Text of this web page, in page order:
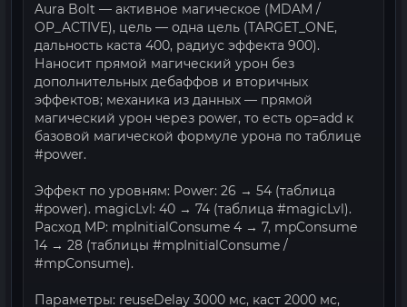
Aura Bolt — активное магическое (MDAM /
OP_ACTIVE), цель — одна цель (TARGET_ONE,
дальность каста 400, радиус эффекта 900).
Наносит прямой магический урон без
дополнительных дебаффов и вторичных
эффектов; механика из данных — прямой
магический урон через power, то есть op=add к
базовой магической формуле урона по таблице
#power.
Эффект по уровням: Power: 26 → 54 (таблица
#power). magicLvl: 40 → 74 (таблица #magicLvl).
Расход MP: mpInitialConsume 4 → 7, mpConsume
14 → 28 (таблицы #mpInitialConsume /
#mpConsume).
Параметры: reuseDelay 3000 мс, каст 2000 мс,